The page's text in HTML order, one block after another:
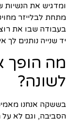
ומדגיש את
מתחת לבלייזר
בעבודה שבו את
יד שנייה נותנים לך
מה הופך
לשונה?
בששקה אנחנו
הסביבה, וגם לא על